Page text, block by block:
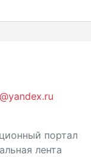
портал
лента